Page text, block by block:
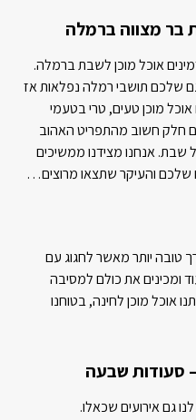
בר מצווה ברמלה
אוכל מוכן לשבת ברמלה.
שלכם תושבי רמלה נפלאות אז
מוכן טעים, טרי בטעמי
חלק חשוב מהתפריט האהוב
שבת. אנחנו מצידנו ממשיכים
שלכם והעיקר שתצאו מרוצים…
טובה יותר מאשר לחגוג עם
ומכינים את כולם למסיבה
אוכל מוכן לחינה, בטוחנו
סעודות שבעה
גם אירועים שכאלו.